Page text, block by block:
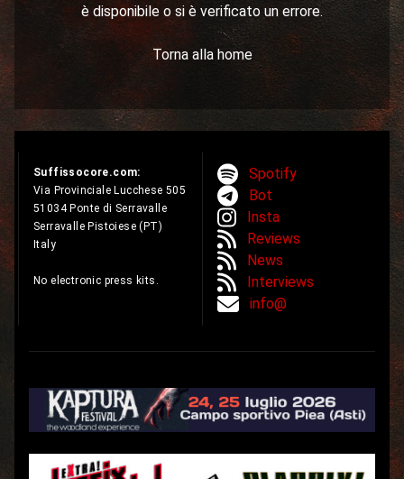
è disponibile o si è verificato un errore.
Torna alla home
Suffissocore.com:
Via Provinciale Lucchese 505
51034 Ponte di Serravalle
Serravalle Pistoiese (PT)
Italy
No electronic press kits.
Spotify
Bot
Insta
Reviews
News
Interviews
info@